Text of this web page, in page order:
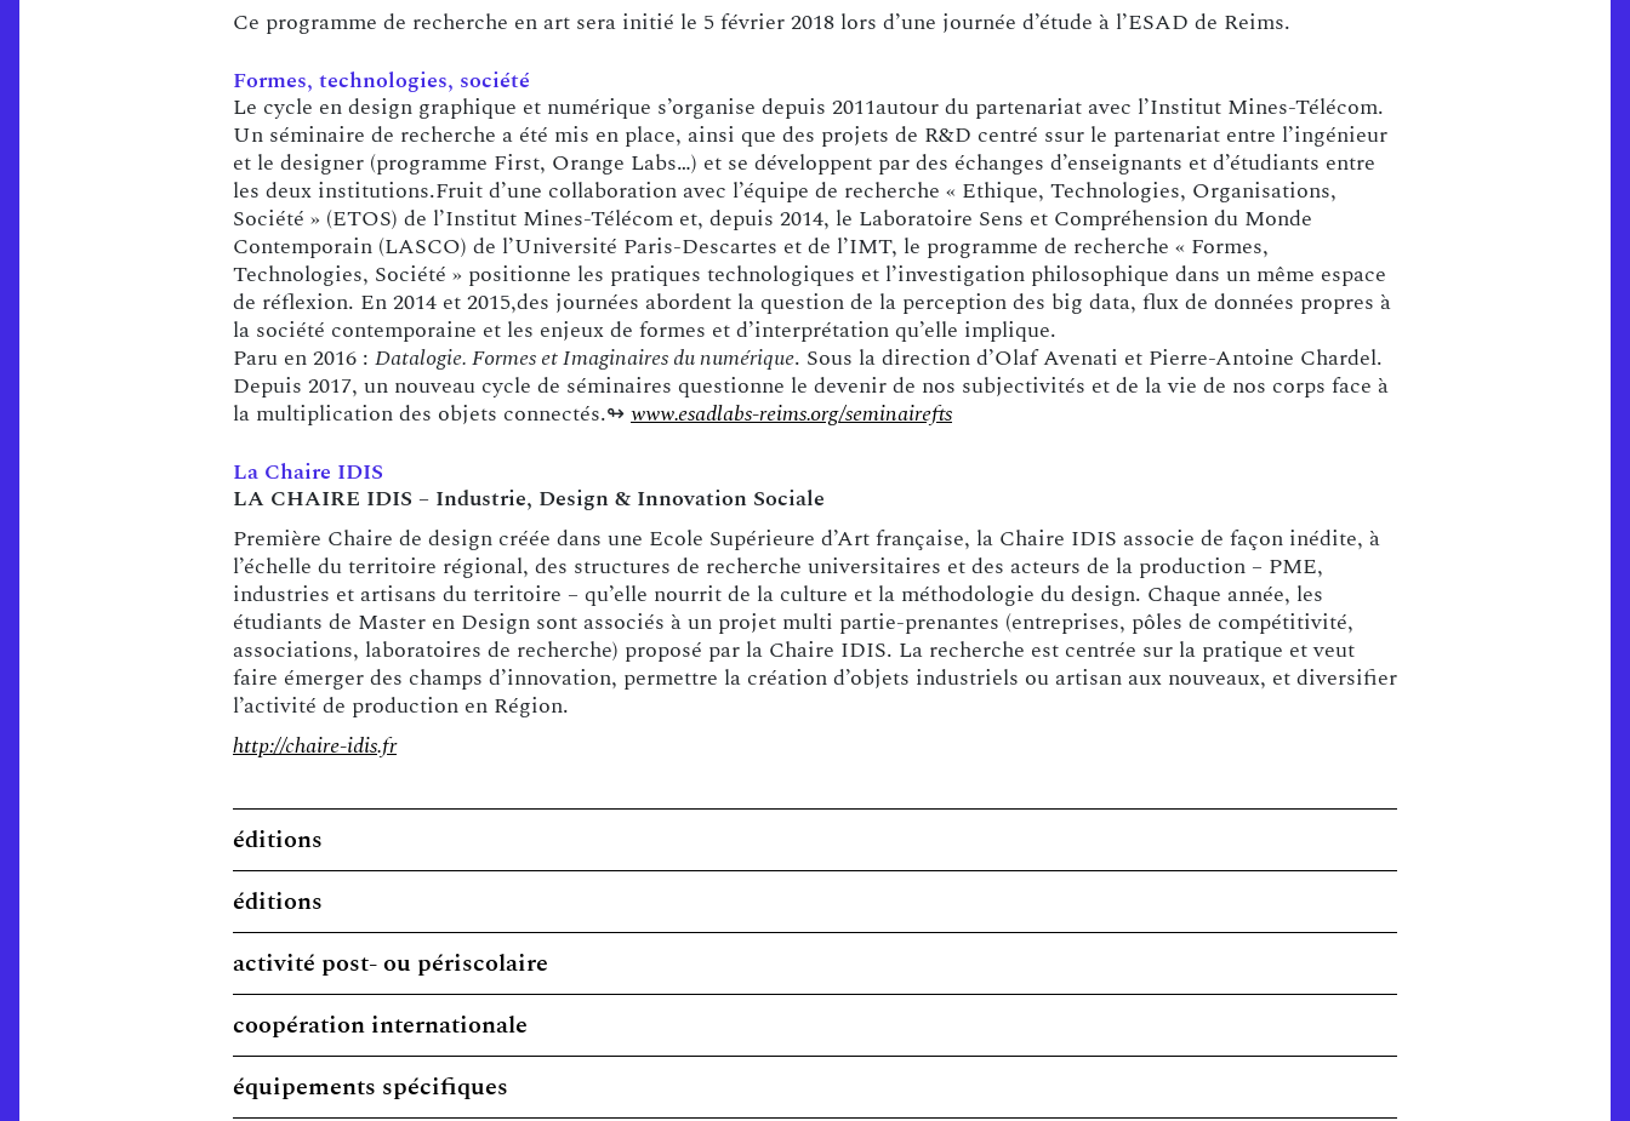
Ce programme de recherche en art sera initié le 5 février 2018 lors d’une journée d’étude à l’ESAD de Reims.
Formes, technologies, société
Le cycle en design graphique et numérique s’organise depuis 2011autour du partenariat avec l’Institut Mines-Télécom.
Un séminaire de recherche a été mis en place, ainsi que des projets de R&D centré ssur le partenariat entre l’ingénieur
et le designer (programme First, Orange Labs…) et se développent par des échanges d’enseignants et d’étudiants entre
les deux institutions.Fruit d’une collaboration avec l’équipe de recherche « Ethique, Technologies, Organisations,
Société » (ETOS) de l’Institut Mines-Télécom et, depuis 2014, le Laboratoire Sens et Compréhension du Monde
Contemporain (LASCO) de l’Université Paris-Descartes et de l’IMT, le programme de recherche « Formes,
Technologies, Société » positionne les pratiques technologiques et l’investigation philosophique dans un même espace
de réflexion. En 2014 et 2015,des journées abordent la question de la perception des big data, flux de données propres à
la société contemporaine et les enjeux de formes et d’interprétation qu’elle implique.
Paru en 2016 : Datalogie. Formes et Imaginaires du numérique. Sous la direction d’Olaf Avenati et Pierre-Antoine Chardel.
Depuis 2017, un nouveau cycle de séminaires questionne le devenir de nos subjectivités et de la vie de nos corps face à
la multiplication des objets connectés.↬www.esadlabs-reims.org/seminairefts
La Chaire IDIS
LA CHAIRE IDIS – Industrie, Design & Innovation Sociale
Première Chaire de design créée dans une Ecole Supérieure d’Art française, la Chaire IDIS associe de façon inédite, à
l’échelle du territoire régional, des structures de recherche universitaires et des acteurs de la production – PME,
industries et artisans du territoire – qu’elle nourrit de la culture et la méthodologie du design. Chaque année, les
étudiants de Master en Design sont associés à un projet multi partie-prenantes (entreprises, pôles de compétitivité,
associations, laboratoires de recherche) proposé par la Chaire IDIS. La recherche est centrée sur la pratique et veut
faire émerger des champs d’innovation, permettre la création d’objets industriels ou artisan aux nouveaux, et diversifier
l’activité de production en Région.
http://chaire-idis.fr
éditions
éditions
activité post- ou périscolaire
coopération internationale
équipements spécifiques